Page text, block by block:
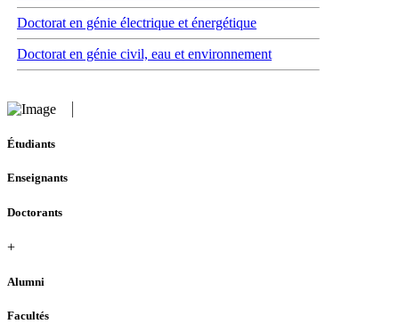
Doctorat en génie électrique et énergétique
Doctorat en génie civil, eau et environnement
Étudiants
Enseignants
Doctorants
+
Alumni
Facultés